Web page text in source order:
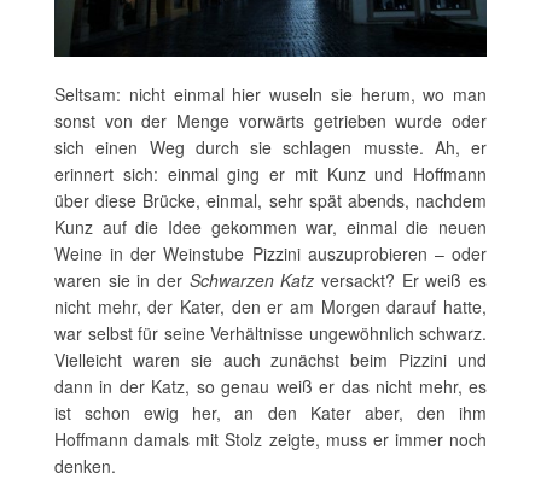
Seltsam: nicht einmal hier wuseln sie herum, wo man
sonst von der Menge vorwärts getrieben wurde oder
sich einen Weg durch sie schlagen musste. Ah, er
erinnert sich: einmal ging er mit Kunz und Hoffmann
über diese Brücke, einmal, sehr spät abends, nachdem
Kunz auf die Idee gekommen war, einmal die neuen
Weine in der Weinstube Pizzini auszuprobieren – oder
waren sie in der Schwarzen Katz versackt? Er weiß es
nicht mehr, der Kater, den er am Morgen darauf hatte,
war selbst für seine Verhältnisse ungewöhnlich schwarz.
Vielleicht waren sie auch zunächst beim Pizzini und
dann in der Katz, so genau weiß er das nicht mehr, es
ist schon ewig her, an den Kater aber, den ihm
Hoffmann damals mit Stolz zeigte, muss er immer noch
denken.